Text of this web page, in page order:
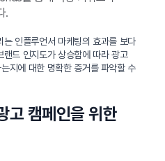
.
인플루언서 마케팅의 효과를 보다
드 인지도가 상승함에 따라 광고
지에 대한 명확한 증거를 파악할 수
고 캠페인을 위한